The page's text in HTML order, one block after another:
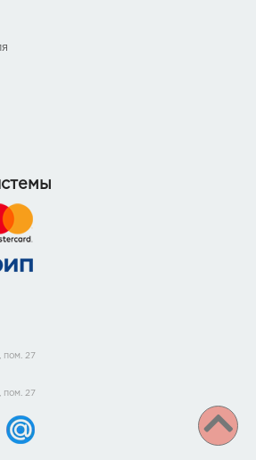
пом. 27
пом. 27